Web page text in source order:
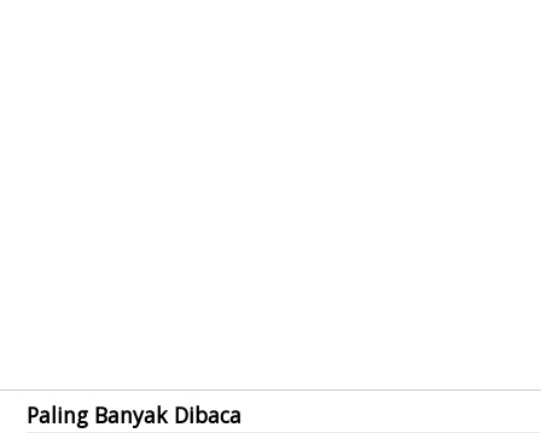
Paling Banyak Dibaca